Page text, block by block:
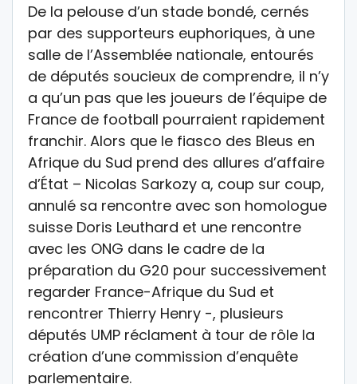
De la pelouse d’un stade bondé, cernés
par des supporteurs euphoriques, à une
salle de l’Assemblée nationale, entourés
de députés soucieux de comprendre, il n’y
a qu’un pas que les joueurs de l’équipe de
France de football pourraient rapidement
franchir. Alors que le fiasco des Bleus en
Afrique du Sud prend des allures d’affaire
d’État – Nicolas Sarkozy a, coup sur coup,
annulé sa rencontre avec son homologue
suisse Doris Leuthard et une rencontre
avec les ONG dans le cadre de la
préparation du G20 pour successivement
regarder France-Afrique du Sud et
rencontrer Thierry Henry -, plusieurs
députés UMP réclament à tour de rôle la
création d’une commission d’enquête
parlementaire.